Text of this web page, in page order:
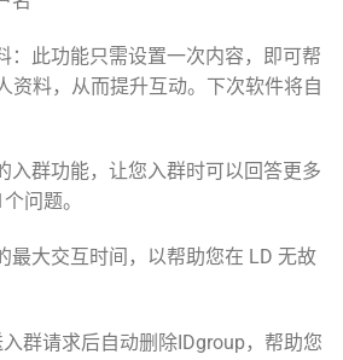
：此功能只需设置一次内容，即可帮
资料，从而提升互动。下次软件将自
入群功能，让您入群时可以回答更多
问题。
最大交互时间，以帮助您在 LD 无故
群请求后自动删除IDgroup，帮助您